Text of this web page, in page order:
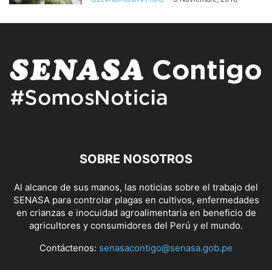
SOBRE NOSOTROS
Al alcance de sus manos, las noticias sobre el trabajo del
SENASA para controlar plagas en cultivos, enfermedades
en crianzas e inocuidad agroalimentaria en beneficio de
agricultores y consumidores del Perú y el mundo.
Contáctenos: senasacontigo@senasa.gob.pe